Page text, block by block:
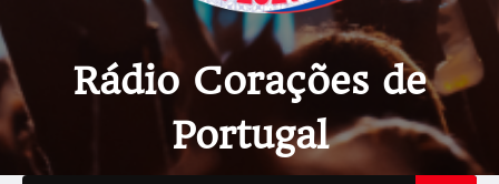
Rádio Corações de
Portugal